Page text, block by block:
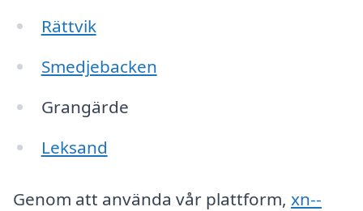
Rättvik
Smedjebacken
Grangärde
Leksand
Genom att använda vår plattform, xn--